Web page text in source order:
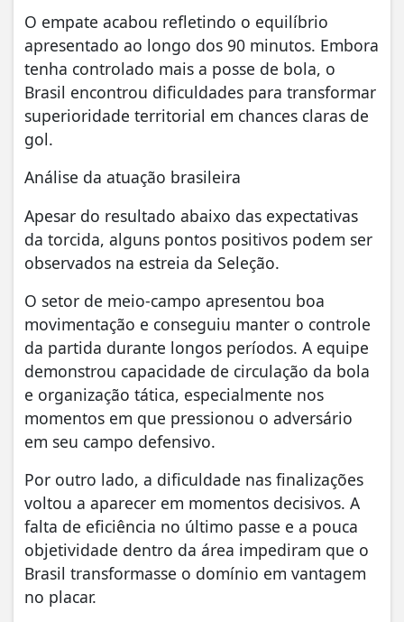
O empate acabou refletindo o equilíbrio
apresentado ao longo dos 90 minutos. Embora
tenha controlado mais a posse de bola, o
Brasil encontrou dificuldades para transformar
superioridade territorial em chances claras de
gol.
Análise da atuação brasileira
Apesar do resultado abaixo das expectativas
da torcida, alguns pontos positivos podem ser
observados na estreia da Seleção.
O setor de meio-campo apresentou boa
movimentação e conseguiu manter o controle
da partida durante longos períodos. A equipe
demonstrou capacidade de circulação da bola
e organização tática, especialmente nos
momentos em que pressionou o adversário
em seu campo defensivo.
Por outro lado, a dificuldade nas finalizações
voltou a aparecer em momentos decisivos. A
falta de eficiência no último passe e a pouca
objetividade dentro da área impediram que o
Brasil transformasse o domínio em vantagem
no placar.